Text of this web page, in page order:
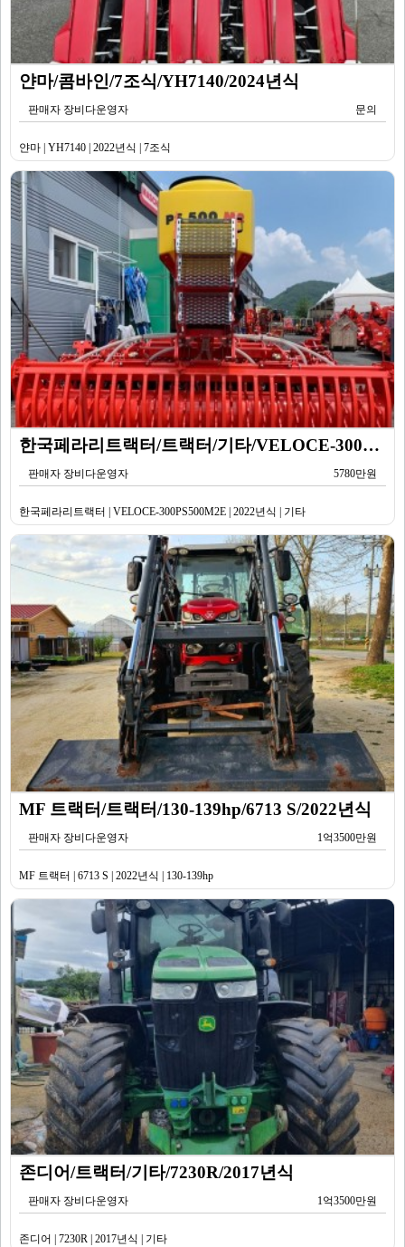
얀마/콤바인/7조식/YH7140/2024년식
판매자 장비다운영자 문의
얀마 | YH7140 | 2022년식 | 7조식
한국페라리트랙터/트랙터/기타/VELOCE-300PS500M2E/2022년식
판매자 장비다운영자 5780만원
한국페라리트랙터 | VELOCE-300PS500M2E | 2022년식 | 기타
MF 트랙터/트랙터/130-139hp/6713 S/2022년식
판매자 장비다운영자 1억3500만원
MF 트랙터 | 6713 S | 2022년식 | 130-139hp
존디어/트랙터/기타/7230R/2017년식
판매자 장비다운영자 1억3500만원
존디어 | 7230R | 2017년식 | 기타